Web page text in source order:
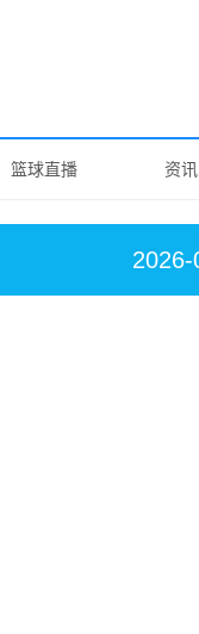
篮球直播 资讯